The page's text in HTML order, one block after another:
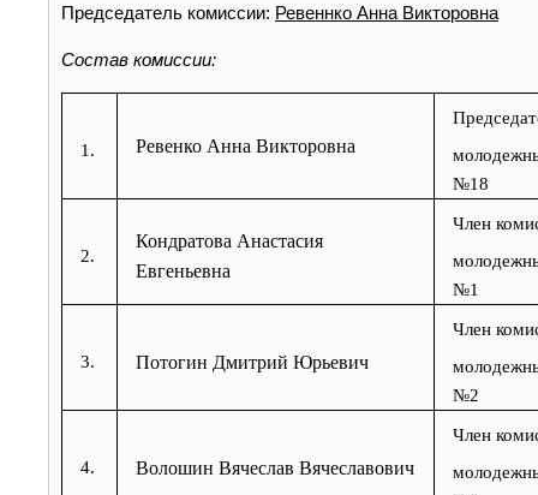
Председатель комиссии: Ревеннко Анна Викторовна
Состав комиссии:
1. Ревенко Анна Викторовна
№18
2.
Кондратова Анастасия
Евгеньевна
Член
№1
3. Потогин Дмитрий Юрьевич
Член
№2
4. Волошин Вячеслав Вячеславович
Член